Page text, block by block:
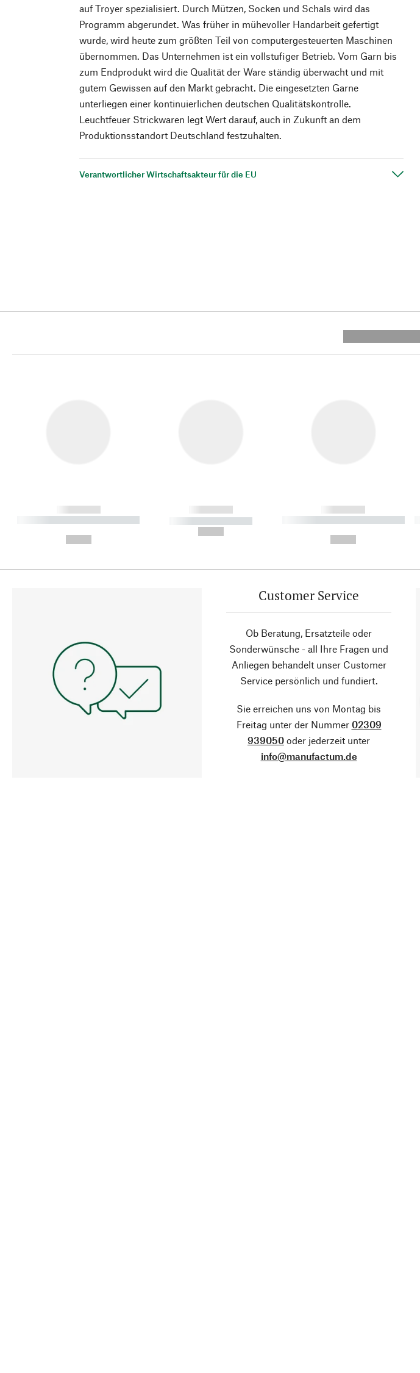
auf Troyer spezialisiert. Durch Mützen, Socken und Schals wird das
Programm abgerundet. Was früher in mühevoller Handarbeit gefertigt
wurde, wird heute zum größten Teil von computergesteuerten Maschinen
übernommen. Das Unternehmen ist ein vollstufiger Betrieb. Vom Garn bis
zum Endprodukt wird die Qualität der Ware ständig überwacht und mit
gutem Gewissen auf den Markt gebracht. Die eingesetzten Garne
unterliegen einer kontinuierlichen deutschen Qualitätskontrolle.
Leuchtfeuer Strickwaren legt Wert darauf, auch in Zukunft an dem
Produktionsstandort Deutschland festzuhalten.
Verantwortlicher Wirtschaftsakteur für die EU
------------
----------- ----------- ----------
------------
----------- -----------
------------
----------- ----------- ----------
Customer Service
Ob Beratung, Ersatzteile oder
Sonderwünsche - all Ihre Fragen und
Anliegen behandelt unser Customer
Service persönlich und fundiert.
Sie erreichen uns von Montag bis
Freitag unter der Nummer 02309
939050 oder jederzeit unter
info@manufactum.de